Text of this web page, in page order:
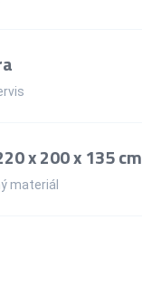
x 200 x 135 cm
materiál